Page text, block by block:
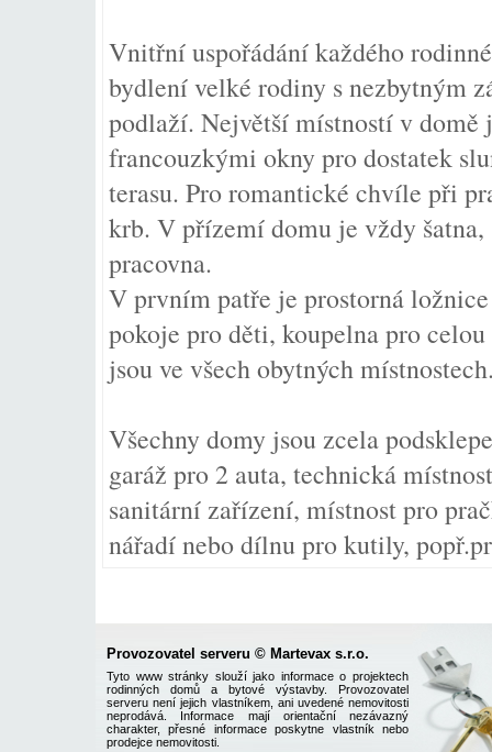
Vnitřní uspořádání každého
bydlení velké rodiny s nezbytným
podlaží. Největší místností v
francouzkými okny pro dostatek
terasu. Pro romantické chvíle při
krb. V přízemí domu je vždy
pracovna.
V prvním patře je prostorná
pokoje pro děti, koupelna pro
jsou ve všech obytných
Všechny domy jsou zcela
garáž pro 2 auta, technická
sanitární zařízení, místnost pro
nářadí nebo dílnu pro kutily,
Provozovatel serveru © Martevax s.r.o.
Tyto www stránky slouží jako informace o projektech
rodinných domů a bytové výstavby. Provozovatel
serveru není jejich vlastníkem, ani uvedené nemovitosti
neprodává. Informace mají orientační nezávazný
charakter, přesné informace poskytne vlastník nebo
prodejce nemovitosti.